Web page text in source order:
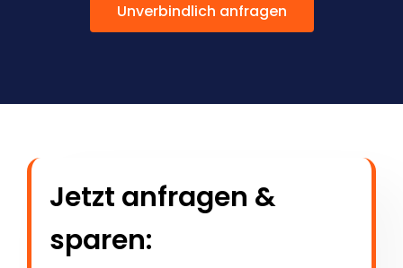
Unverbindlich anfragen
Jetzt anfragen &
sparen: